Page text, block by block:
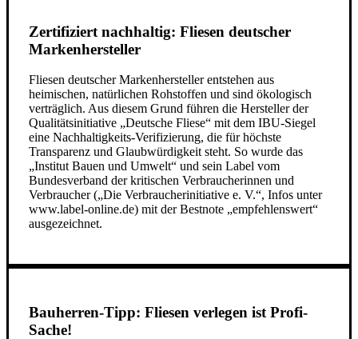
Zertifiziert nachhaltig: Fliesen deutscher
Markenhersteller
Fliesen deutscher Markenhersteller entstehen aus
heimischen, natürlichen Rohstoffen und sind ökologisch
verträglich. Aus diesem Grund führen die Hersteller der
Qualitätsinitiative „Deutsche Fliese“ mit dem IBU-Siegel
eine Nachhaltigkeits-Verifizierung, die für höchste
Transparenz und Glaubwürdigkeit steht. So wurde das
„Institut Bauen und Umwelt“ und sein Label vom
Bundesverband der kritischen Verbraucherinnen und
Verbraucher („Die Verbraucherinitiative e. V.“, Infos unter
www.label-online.de) mit der Bestnote „empfehlenswert“
ausgezeichnet.
Bauherren-Tipp: Fliesen verlegen ist Profi-
Sache!